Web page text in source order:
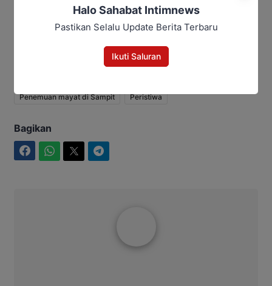
Pascasarjana UPR Digelar Pekan
Ini
Penemuan mayat di Sampit Peristiwa
Bagikan
Halo Sahabat Intimnews
Pastikan Selalu Update Berita Terbaru
Ikuti Saluran